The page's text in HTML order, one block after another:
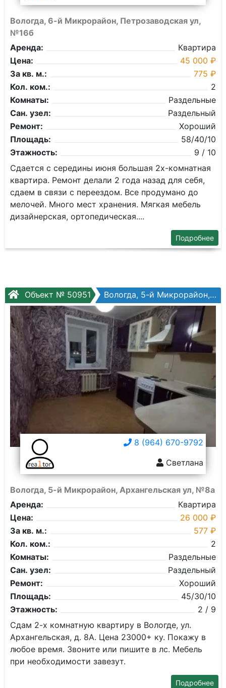
Вологда, 6-й Микрорайон, Петрозаводская ул,
№16б
Аренда:
Квартира
Цена:
45 000 ₽
За кв. м.:
775 ₽
Кол. ком.:
2
Комнаты:
Раздельные
Сан. узел:
Раздельный
Ремонт:
Хороший
Площадь:
58/40/10
Этажность:
9 / 10
Сдается с середины июня большая 2х-комнатная
квартира. Ремонт делали 2 года назад для себя,
сдаем в связи с переездом. Все продумано до
мелочей. Много мест хранения. Мягкая мебель
дизайнерская, ортопедическая....
Подробнее
Объект № 50951 Вологда, 5-й Микрорайон, Архангельская ул, №8а
8 (964) 670-9792
Светлана
Вологда, 5-й Микрорайон, Архангельская ул, №8а
Аренда:
Квартира
Цена:
26 000 ₽
За кв. м.:
577 ₽
Кол. ком.:
2
Комнаты:
Раздельные
Сан. узел:
Раздельный
Ремонт:
Хороший
Площадь:
45/30/10
Этажность:
2 / 9
Сдам 2-х комнатную квартиру в Вологде, ул.
Архангельская, д. 8А. Цена 23000+ ку. Покажу в
любое время. Звоните или пишите в лс. Мебель
при необходимости завезут.
Подробнее